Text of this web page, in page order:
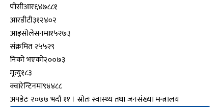
पीसीआर६४७८८१
आरडीटी३१२४०२
आइसोलेसनमा१५२७३
संक्रमित२५५२९
निको भएको२००७३
मृत्यु१८३
क्वारेन्टिनमा९४४८८
अपडेटः २०७७ भदाै ११ । स्रोतः स्वास्थ्य तथा जनसंख्या मन्त्रालय